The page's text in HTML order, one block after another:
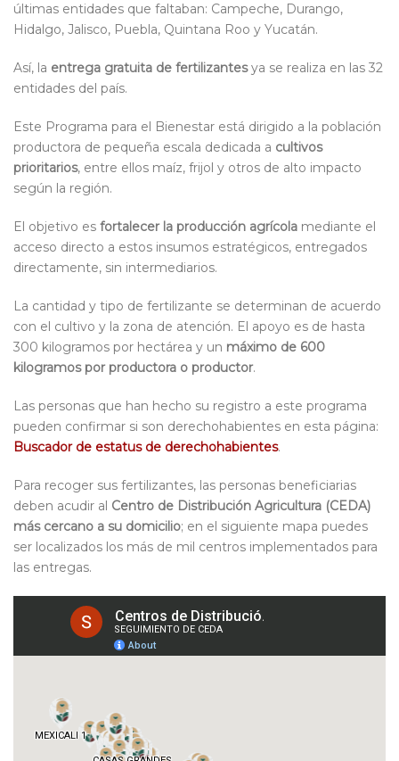
últimas entidades que faltaban: Campeche, Durango,
Hidalgo, Jalisco, Puebla, Quintana Roo y Yucatán.
Así, la entrega gratuita de fertilizantesya se realiza en las 32
entidades del país.
Este Programa para el Bienestar está dirigido a la población
productora de pequeña escala dedicada a cultivos
prioritarios, entre ellos maíz, frijol y otros de alto impacto
según la región.
El objetivo es fortalecer la producción agrícola mediante el
acceso directo a estos insumos estratégicos, entregados
directamente, sin intermediarios.
La cantidad y tipo de fertilizante se determinan de acuerdo
con el cultivo y la zona de atención. El apoyo es de hasta
300 kilogramos por hectárea y un máximo de 600
kilogramos por productora o productor.
Las personas que han hecho su registro a este programa
pueden confirmar si son derechohabientes en esta página:
Buscador de estatus de derechohabientes.
Para recoger sus fertilizantes, las personas beneficiarias
deben acudir al Centro de Distribución Agricultura (CEDA)
más cercano a su domicilio; en el siguiente mapa puedes
ser localizados los más de mil centros implementados para
las entregas.